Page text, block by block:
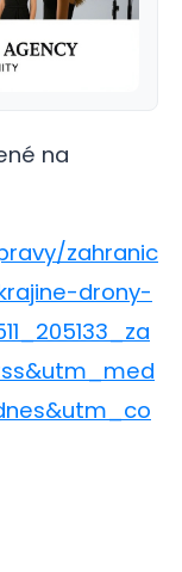
na
zahranic
drony-